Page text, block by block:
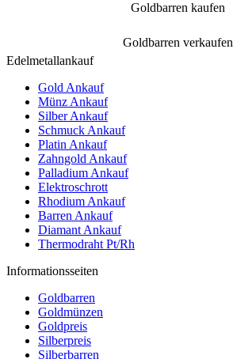
Goldbarren kaufen
Goldbarren verkaufen
Edelmetallankauf
Gold Ankauf
Münz Ankauf
Silber Ankauf
Schmuck Ankauf
Platin Ankauf
Zahngold Ankauf
Palladium Ankauf
Elektroschrott
Rhodium Ankauf
Barren Ankauf
Diamant Ankauf
Thermodraht Pt/Rh
Informationsseiten
Goldbarren
Goldmünzen
Goldpreis
Silberpreis
Silberbarren